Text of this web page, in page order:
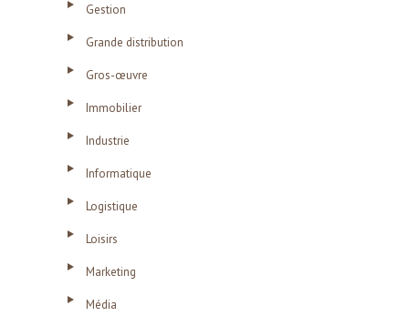
Gestion
Grande distribution
Gros-œuvre
Immobilier
Industrie
Informatique
Logistique
Loisirs
Marketing
Média